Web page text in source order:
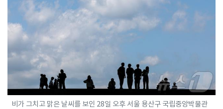
비가 그치고 맑은 날씨를 보인 28일 오후 서울 용산구 국립중앙박물관